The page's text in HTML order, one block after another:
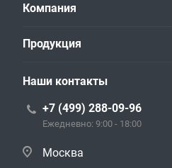
Компания
Продукция
Наши контакты
+7 (499) 288-09-96
Ежедневно: 9:00 - 18:00
Москва